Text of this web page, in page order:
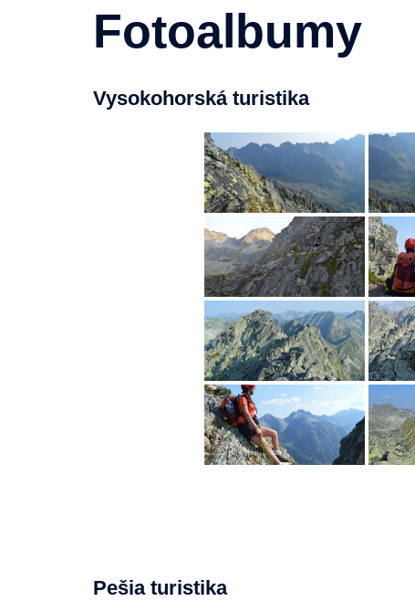
Fotoalbumy
Vysokohorská turistika
Pešia turistika